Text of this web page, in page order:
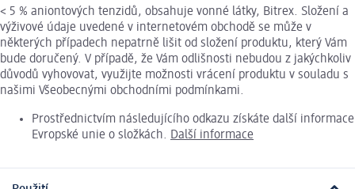
< 5 % aniontových tenzidů, obsahuje vonné látky, Bitrex. Složení a
výživové údaje uvedené v internetovém obchodě se může v
některých případech nepatrně lišit od složení produktu, který Vám
bude doručený. V případě, že Vám odlišnosti nebudou z jakýchkoliv
důvodů vyhovovat, využijte možnosti vrácení produktu v souladu s
našimi Všeobecnými obchodními podmínkami.
Prostřednictvím následujícího odkazu získáte další informace
Evropské unie o složkách. Další informace